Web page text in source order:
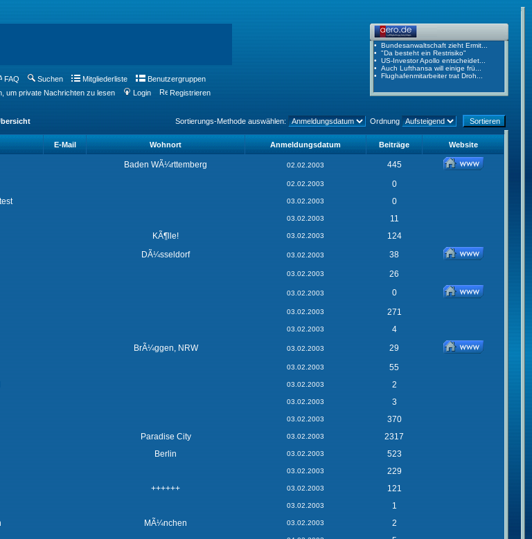
FAQ Suchen Mitgliederliste
Benutzergruppen
um private Nachrichten zu lesen Login Registrieren
Sortierungs-Methode auswählen: Ordnung
E-Mail Wohnort Anmeldungsdatum Beiträge Website
Baden WÃ¼rttemberg 02.02.2003
445
02.02.2003
0
03.02.2003
0
03.02.2003
11
KÃ¶lle! 03.02.2003
124
DÃ¼sseldorf 03.02.2003
38
03.02.2003
26
03.02.2003
0
03.02.2003
271
03.02.2003
4
BrÃ¼ggen, NRW 03.02.2003
29
03.02.2003
55
03.02.2003
2
03.02.2003
3
03.02.2003
370
Paradise City 03.02.2003
2317
Berlin 03.02.2003
523
03.02.2003
229
++++++ 03.02.2003
121
03.02.2003
1
MÃ¼nchen 03.02.2003
2